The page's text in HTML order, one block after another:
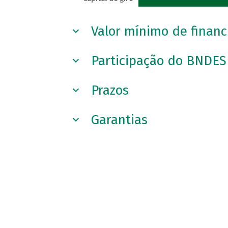
Valor mínimo de
Participação do BNDES
Prazos
Garantias